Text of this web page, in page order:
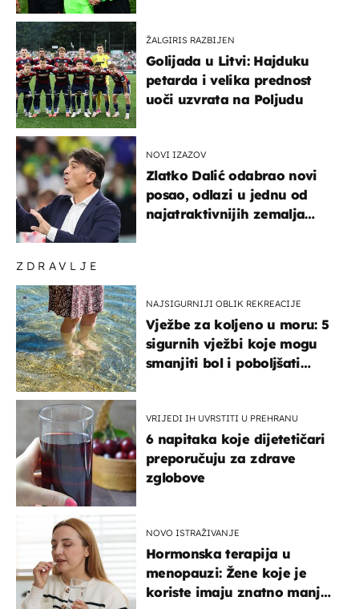
ZDRAVLJE
NAJSIGURNIJI OBLIK REKREACIJE
Vježbe za koljeno u moru: 5
sigurnih vježbi koje mogu
smanjiti bol i poboljšati
VRIJEDI IH UVRSTITI U PREHRANU
6 napitaka koje dijetetičari
preporučuju za zdrave
zglobove
NOVO ISTRAŽIVANJE
Hormonska terapija u
menopauzi: Žene koje je
koriste imaju znatno manji
ŽALGIRIS RAZBIJEN
Golijada u Litvi: Hajduku
petarda i velika prednost
uoči uzvrata na Poljudu
NOVI IZAZOV
Zlatko Dalić odabrao novi
posao, odlazi u jednu od
najatraktivnijih zemalja